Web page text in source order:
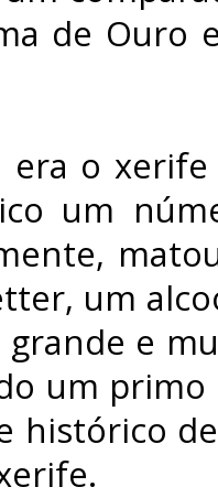
de Ouro
era o
um
um
e
um primo
histórico